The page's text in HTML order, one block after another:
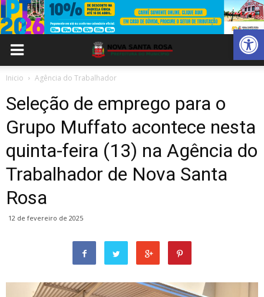
Abrir
Inicio Agência do Trabalhador
Seleção de emprego para o
Grupo Muffato acontece nesta
quinta-feira (13) na Agência do
Trabalhador de Nova Santa
Rosa
12 de fevereiro de 2025